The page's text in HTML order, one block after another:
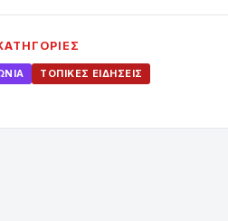
ΤΟΠΙΚΈΣ ΕΙΔΉΣΕΙΣ